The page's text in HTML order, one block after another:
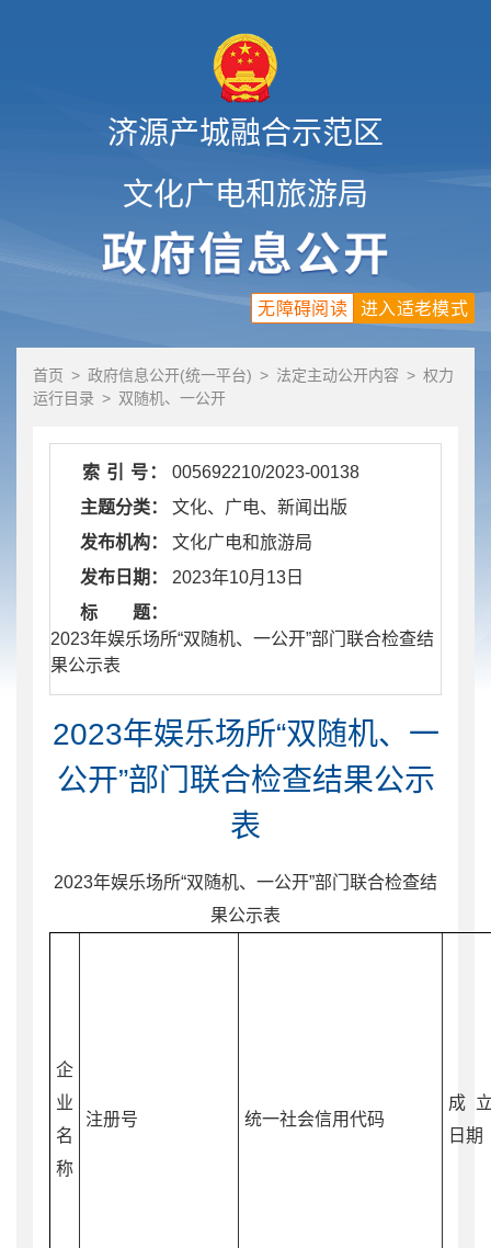
济源产城融合示范区
文化广电和旅游局
进入适老模式
无障碍阅读
首页 > 政府信息公开(统一平台) > 法定主动公开内容 > 权力
运行目录 > 双随机、一公开
索 引 号：
005692210/2023-00138
主题分类：
文化、广电、新闻出版
发布机构：
文化广电和旅游局
发布日期：
2023年10月13日
标 题：
​ 2023年娱乐场所“双随机、一公开”部门联合检查结
果公示表
2023年娱乐场所“双随机、一
公开”部门联合检查结果公示
表
2023年娱乐场所“双随机、一公开”部门联合检查结
果公示表
企
业
名
称
注册号 统一社会信用代码
成
日期